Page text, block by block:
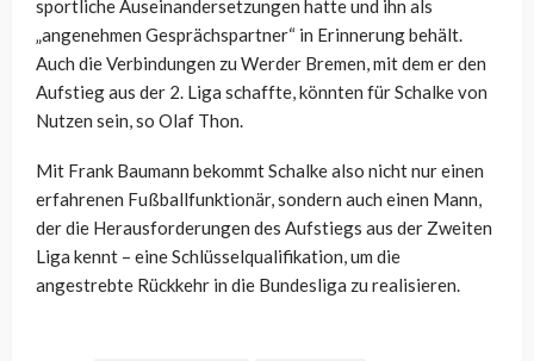
sportliche Auseinandersetzungen hatte und ihn als
„angenehmen Gesprächspartner“ in Erinnerung behält.
Auch die Verbindungen zu Werder Bremen, mit dem er den
Aufstieg aus der 2. Liga schaffte, könnten für Schalke von
Nutzen sein, so Olaf Thon.
Mit Frank Baumann bekommt Schalke also nicht nur einen
erfahrenen Fußballfunktionär, sondern auch einen Mann,
der die Herausforderungen des Aufstiegs aus der Zweiten
Liga kennt – eine Schlüsselqualifikation, um die
angestrebte Rückkehr in die Bundesliga zu realisieren.